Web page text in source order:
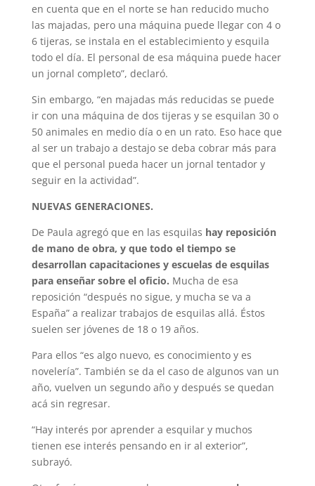
en cuenta que en el norte se han reducido mucho
las majadas, pero una máquina puede llegar con 4 o
6 tijeras, se instala en el establecimiento y esquila
todo el día. El personal de esa máquina puede hacer
un jornal completo”, declaró.
Sin embargo, “en majadas más reducidas se puede
ir con una máquina de dos tijeras y se esquilan 30 o
50 animales en medio día o en un rato. Eso hace que
al ser un trabajo a destajo se deba cobrar más para
que el personal pueda hacer un jornal tentador y
seguir en la actividad”.
NUEVAS GENERACIONES.
De Paula agregó que en las esquilas hay reposición
de mano de obra, y que todo el tiempo se
desarrollan capacitaciones y escuelas de esquilas
para enseñar sobre el oficio. Mucha de esa
reposición “después no sigue, y mucha se va a
España” a realizar trabajos de esquilas allá. Éstos
suelen ser jóvenes de 18 o 19 años.
Para ellos “es algo nuevo, es conocimiento y es
novelería”. También se da el caso de algunos van un
año, vuelven un segundo año y después se quedan
acá sin regresar.
“Hay interés por aprender a esquilar y muchos
tienen ese interés pensando en ir al exterior”,
subrayó.